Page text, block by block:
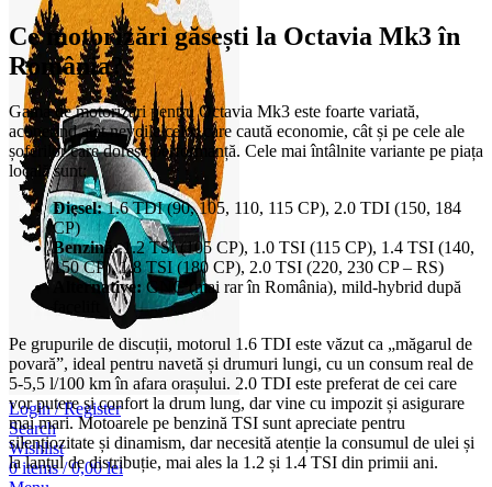
Login / Register
Search
Wishlist
0items / 0,00lei
Ce motorizări găsești la Octavia Mk3 în
România?
Gama de motorizări pentru Octavia Mk3 este foarte variată,
acoperind atât nevoile celor care caută economie, cât și pe cele ale
șoferilor care doresc performanță. Cele mai întâlnite variante pe piața
locală sunt:
Diesel:1.6 TDI (90, 105, 110, 115 CP), 2.0 TDI (150, 184
CP)
Benzină:1.2 TSI (105 CP), 1.0 TSI (115 CP), 1.4 TSI (140,
150 CP), 1.8 TSI (180 CP), 2.0 TSI (220, 230 CP – RS)
Alternative: GNC (mai rar în România), mild-hybrid după
facelift
Pe grupurile de discuții, motorul 1.6 TDI este văzut ca „măgarul de
povară”, ideal pentru navetă și drumuri lungi, cu un consum real de
5-5,5 l/100 km în afara orașului. 2.0 TDI este preferat de cei care
vor putere și confort la drum lung, dar vine cu impozit și asigurare
mai mari. Motoarele pe benzină TSI sunt apreciate pentru
silențiozitate și dinamism, dar necesită atenție la consumul de ulei și
la lanțul de distribuție, mai ales la 1.2 și 1.4 TSI din primii ani.